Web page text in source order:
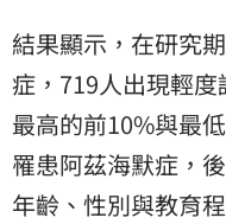
結果顯示，在研究
症，719人出現輕
最高的前10%與最
罹患阿茲海默症，
年齡、性別與教育